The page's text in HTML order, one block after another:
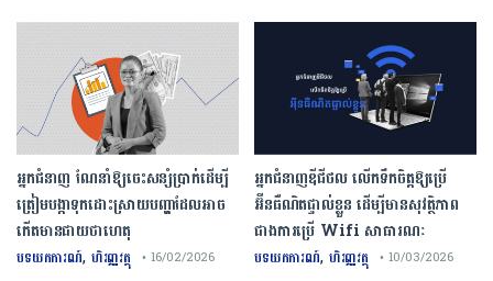
អ្នកជំនាញឌីជីថល លើកទឹកចិត្តឱ្យប្រើ
អ៊ីនធឺណិតផ្ទាល់ខ្លួន ដើម្បីមានសុវត្ថិភាព
ជាងការប្រើ Wifi​ សាធារណៈ
បទយកការណ៍, ហិរញ្ញវត្ថុ • 10/03/2026
អ្នកជំនាញ ណែនាំឱ្យចេះសន្សំប្រាក់ដើម្បី
ត្រៀមបង្កាទុកដោះស្រាយបញ្ហាដែលអាច
កើតមានជាយថាហេតុ
បទយកការណ៍, ហិរញ្ញវត្ថុ • 16/02/2026